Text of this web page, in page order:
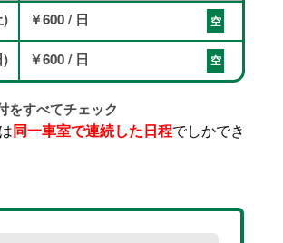
) ￥600/ 日 空
) ￥600/ 日 空
をすべてチェック
同一車室で連続した日程でしかでき